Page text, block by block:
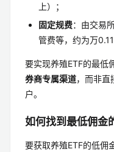
上）；
固定规费：由交易
管费等，约为万
要实现养殖ETF的最低
券商专属渠道，而非直
户。
如何找到最低佣金
要获取养殖ETF的低佣